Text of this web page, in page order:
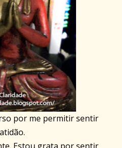
por me permitir sentir